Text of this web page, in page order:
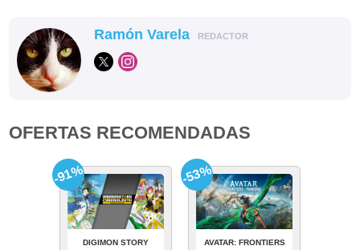
Ramón Varela REDACTOR
OFERTAS RECOMENDADAS
DIGIMON STORY
-91%
AVATAR: FRONTIERS
-53%